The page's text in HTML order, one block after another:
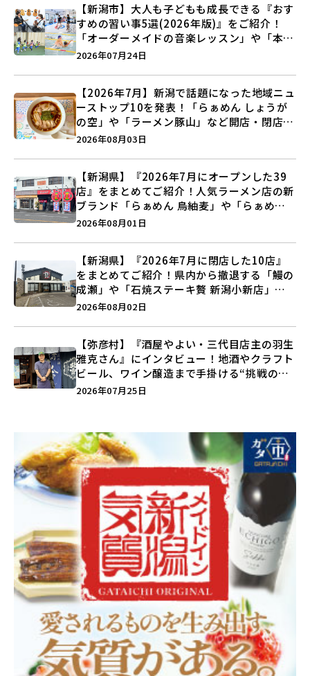
【新潟市】大人も子どもも成長できる『おす
すめの習い事5選(2026年版)』をご紹介！
「オーダーメイドの音楽レッスン」や「本格
キックボクシング」で新しい自分を見つけよ
2026年07月24日
【2026年7月】新潟で話題になった地域ニュ
ーストップ10を発表！「らぁめん しょうが
の空」や「ラーメン豚山」など開店・閉店の
注目記事をランキングでご紹介♪
2026年08月03日
【新潟県】『2026年7月にオープンした39
店』をまとめてご紹介！人気ラーメン店の新
ブランド「らぁめん 鳥紬麦」や「らぁめん
しょうがの空」など盛りだくさん♪
2026年08月01日
【新潟県】『2026年7月に閉店した10店』
をまとめてご紹介！県内から撤退する「鰻の
成瀬」や「石焼ステーキ贅 新潟小新店」が
営業に幕…。
2026年08月02日
【弥彦村】『酒屋やよい・三代目店主の羽生
雅克さん』にインタビュー！地酒やクラフト
ビール、ワイン醸造まで手掛ける“挑戦の歴
史”に迫る♪
2026年07月25日